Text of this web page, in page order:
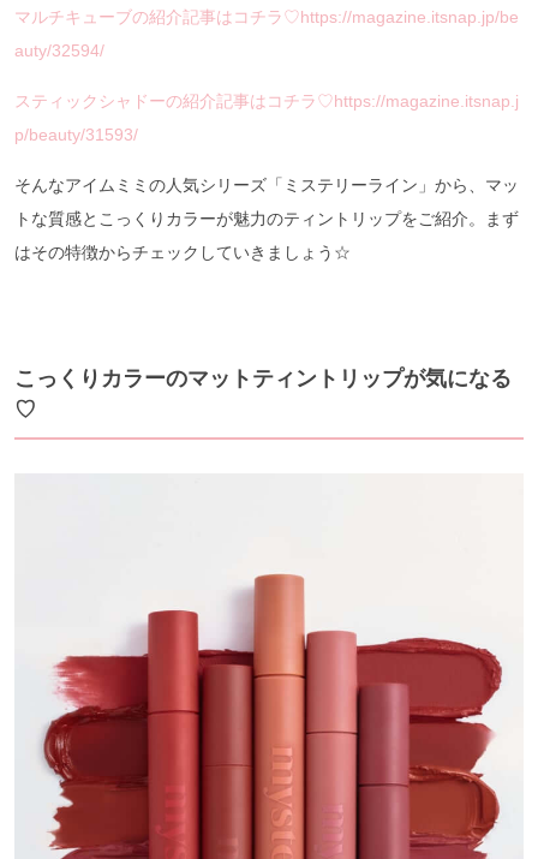
マルチキューブの紹介記事はコチラ♡https://magazine.itsnap.jp/be
auty/32594/
スティックシャドーの紹介記事はコチラ♡https://magazine.itsnap.j
p/beauty/31593/
そんなアイムミミの人気シリーズ「ミステリーライン」から、マッ
トな質感とこっくりカラーが魅力のティントリップをご紹介。まず
はその特徴からチェックしていきましょう☆
こっくりカラーのマットティントリップが気になる
♡